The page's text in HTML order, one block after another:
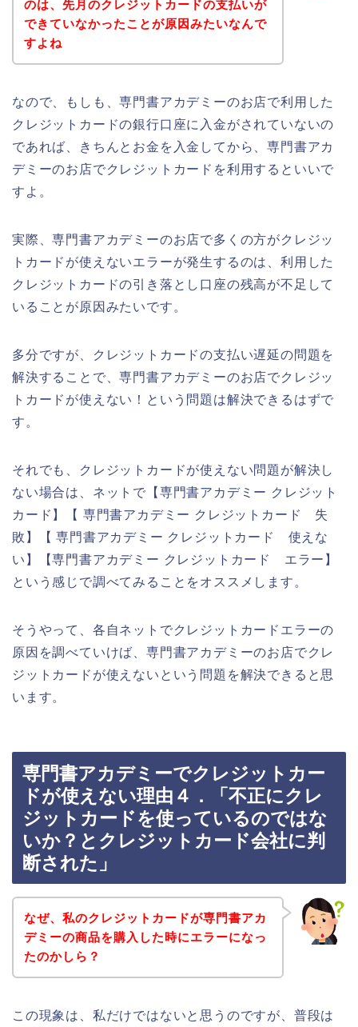
のは、先月のクレジットカードの支払いが
できていなかったことが原因みたいなんで
すよね
なので、もしも、専門書アカデミーのお店で利用した
クレジットカードの銀行口座に入金がされていないの
であれば、きちんとお金を入金してから、専門書アカ
デミーのお店でクレジットカードを利用するといいで
すよ。
実際、専門書アカデミーのお店で多くの方がクレジッ
トカードが使えないエラーが発生するのは、利用した
クレジットカードの引き落とし口座の残高が不足して
いることが原因みたいです。
多分ですが、クレジットカードの支払い遅延の問題を
解決することで、専門書アカデミーのお店でクレジッ
トカードが使えない！という問題は解決できるはずで
す。
それでも、クレジットカードが使えない問題が解決し
ない場合は、ネットで【専門書アカデミー クレジット
カード】【 専門書アカデミー クレジットカード 失
敗】【 専門書アカデミー クレジットカード 使えな
い】【専門書アカデミー クレジットカード エラー】
という感じで調べてみることをオススメします。
そうやって、各自ネットでクレジットカードエラーの
原因を調べていけば、専門書アカデミーのお店でクレ
ジットカードが使えないという問題を解決できると思
います。
専門書アカデミーでクレジットカー
ドが使えない理由４．「不正にクレ
ジットカードを使っているのではな
いか？とクレジットカード会社に判
断された」
なぜ、私のクレジットカードが専門書アカ
デミーの商品を購入した時にエラーになっ
たのかしら？
この現象は、私だけではないと思うのですが、普段は